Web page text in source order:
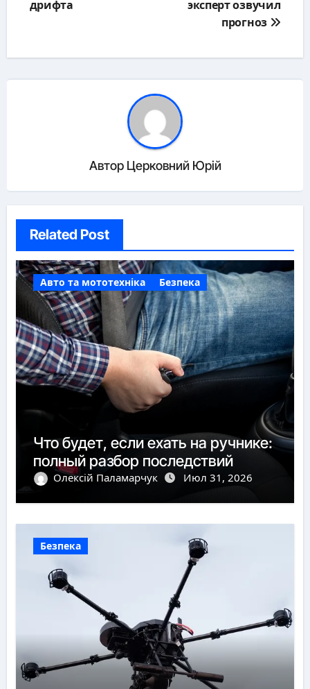
дрифта
эксперт озвучил
прогноз
Автор Церковний Юрій
Related Post
Авто та мототехніка Безпека
Что будет, если ехать на ручнике:
полный разбор последствий
Олексій Паламарчук Июл 31, 2026
Безпека